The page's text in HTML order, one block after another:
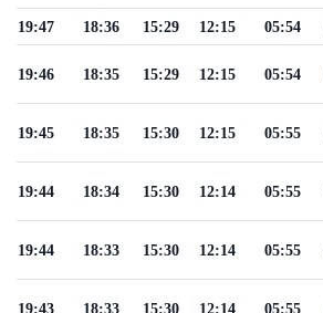
05:54
12:15
15:29
18:36
19:47
05:54
12:15
15:29
18:35
19:46
05:55
12:15
15:30
18:35
19:45
05:55
12:14
15:30
18:34
19:44
05:55
12:14
15:30
18:33
19:44
05:55
12:14
15:30
18:33
19:43